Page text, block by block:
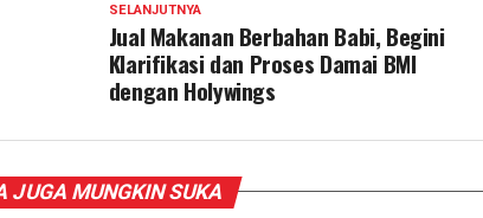
SELANJUTNYA
Jual Makanan Berbahan Babi, Begini
Klarifikasi dan Proses Damai BMI
dengan Holywings
JUGA MUNGKIN SUKA